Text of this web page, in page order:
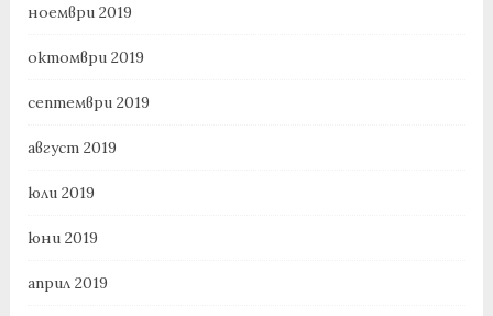
ноември 2019
октомври 2019
септември 2019
август 2019
юли 2019
юни 2019
април 2019